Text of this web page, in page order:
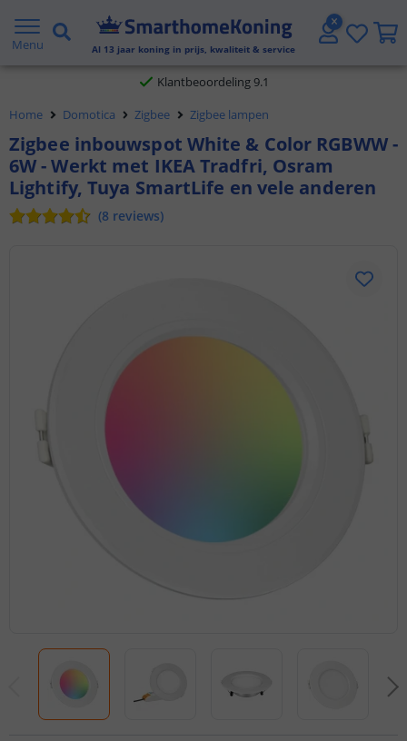
Menu Al 13 jaar koning in prijs, kwaliteit & service
Gratis verzending vanaf € 20,- NL en BE
Klantbeoordeling 9.1
Voor 23:45 uur besteld,morgen in huis
Home Domotica Zigbee Zigbee lampen
Zigbee inbouwspot White & Color RGBWW -
6W - Werkt met IKEA Tradfri, Osram
Lightify, Tuya SmartLife en vele anderen
(8 reviews)